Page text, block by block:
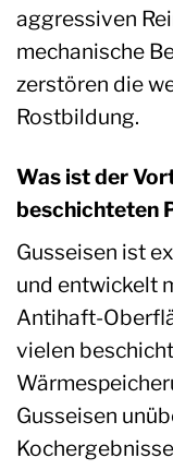
aggressiven
mechanische
zerstören die
Rostbildung.
Was ist der
beschichteten
Gusseisen ist
und entwickelt
Antihaft-
vielen
Gusseisen